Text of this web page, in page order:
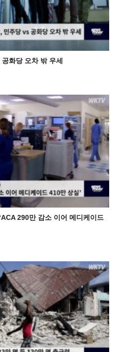
화당 오차 밖 우세
290만 감소 이어 메디케이드